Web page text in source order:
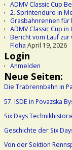
ADMV Classic Cup
2. Sprintenduro in
Grasbahnrennen für
ADMV Classic Cup
Bericht vom Lauf
Flöha April 19, 2026
Login
Anmelden
Neue Seiten:
Die Trabrennbahn in
57. ISDE in Povazska
Six Days
Geschichte der Six
Von der Sektion